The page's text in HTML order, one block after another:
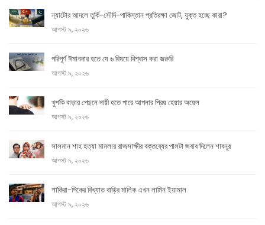
ন্যাটোর আদলে তুর্কি-সৌদি-পাকিস্তান প্রতিরক্ষা জোট, যুক্ত হচ্ছে কারা?
আগস্ট ৯, ২০২৬
পরিপূর্ণ ঈমানদার হতে যে ৬ বিষয়ে বিশ্বাস করা জরুরি
আগস্ট ৯, ২০২৬
খুশকি বাড়ার পেছনে দায়ী হতে পারে আপনার প্রিয় হেয়ার অয়েল
আগস্ট ৯, ২০২৬
সালমান শাহ হত্যা মামলার রাজসাক্ষীর বক্তব্যের পালটা জবাব দিলেন শাবনূর
আগস্ট ৯, ২০২৬
শাকিরা-পিকের বিখ্যাত বাড়ির মালিক এখন লামিন ইয়ামাল
আগস্ট ৯, ২০২৬